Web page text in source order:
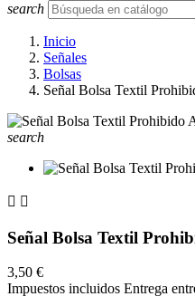
search
Inicio
Señales
Bolsas
Señal Bolsa Textil
search
 
Señal Bolsa Textil
3,50 €
Impuestos incluidos Entrega